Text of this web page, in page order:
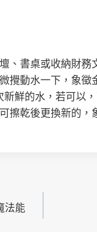
、書桌或收納財務
攪動水一下，象徵
新鮮的水，若可以
擦乾後更換新的，
法能